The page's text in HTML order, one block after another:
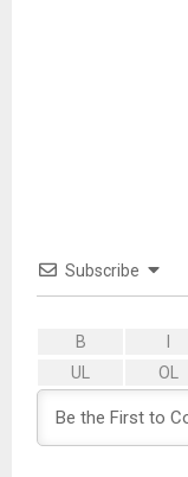
Subscribe